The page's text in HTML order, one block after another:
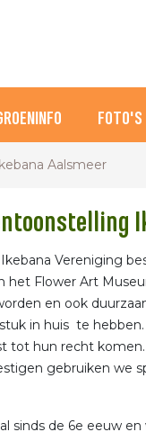
FOTO'S
Aalsmeer
Vereniging
het Flower Art
en ook
in huis te
tot hun recht
gebruiken we
sinds de 6e eeuw